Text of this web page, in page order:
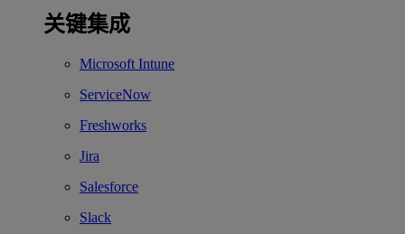
关键集成
Microsoft Intune
ServiceNow
Freshworks
Jira
Salesforce
Slack